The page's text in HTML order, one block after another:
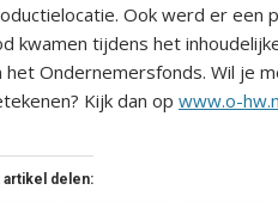
Ook werd er een
kwamen tijdens het
het Ondernemersfonds. Wil je
Kijk dan op www.o-
artikel delen: